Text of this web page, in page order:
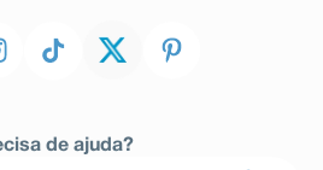
de ajuda?